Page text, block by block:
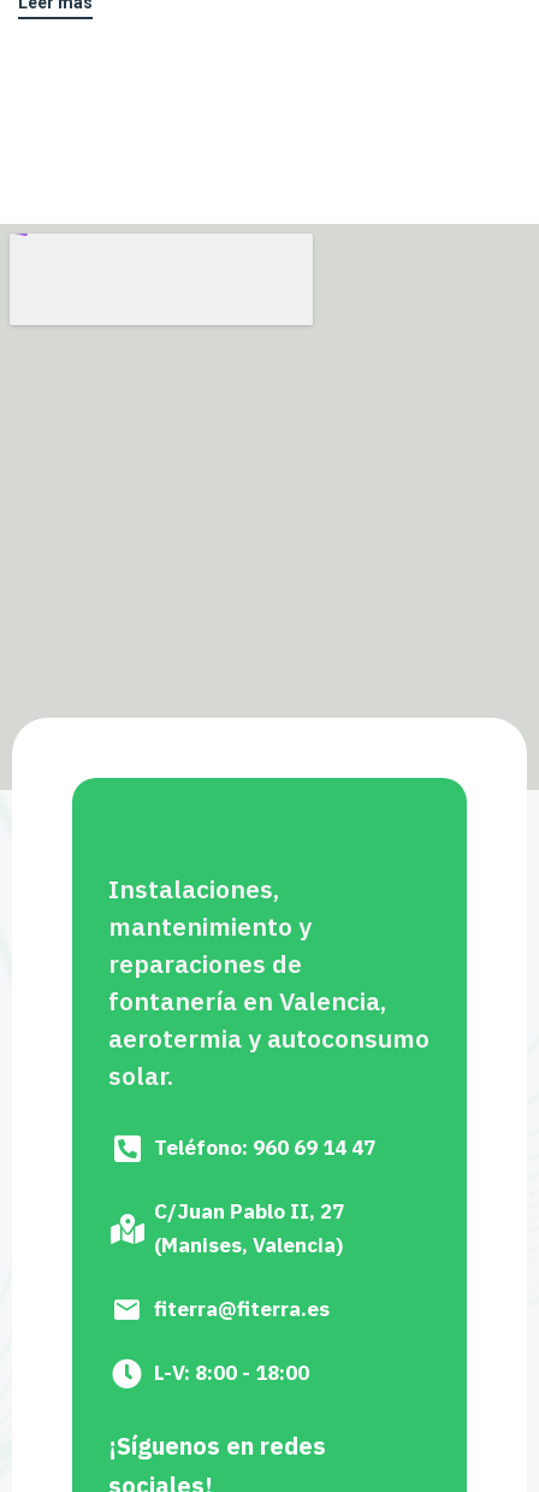
Instalaciones,
mantenimiento y
reparaciones de
fontanería en Valencia,
aerotermia y autoconsumo
solar.
Teléfono: 960 69 14 47
C/Juan Pablo II, 27
(Manises, Valencia)
fiterra@fiterra.es
L-V: 8:00 - 18:00
¡Síguenos en redes